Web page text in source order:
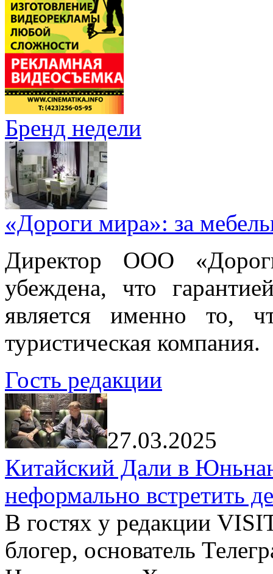
Бренд недели
«Дороги мира»: за
Директор ООО
убеждена, что
является именно то,
туристическая компания.
Гость редакции
27.03.2025
Китайский Дали в
неформально встретить
В гостях у редакции
блогер, основатель